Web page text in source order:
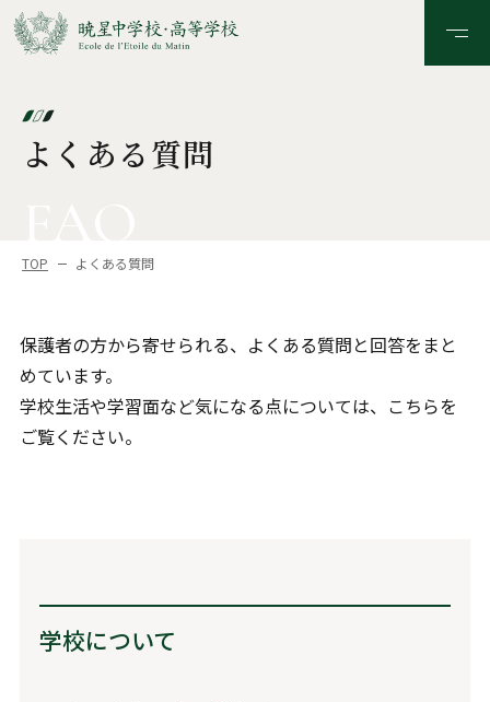
よくある質問
TOP よくある質問
保護者の方から寄せられる、よくある質問と回答をまと
めています。
学校生活や学習面など気になる点については、こちらを
ご覧ください。
学校について